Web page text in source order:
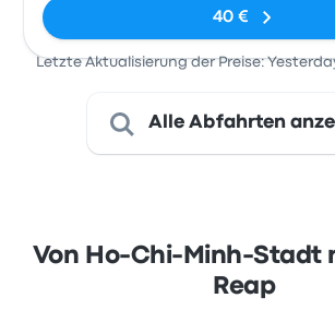
40 €
Letzte Aktualisierung der Preise:
Alle Abfahrten
Von Ho-Chi-Minh-Stadt
Reap